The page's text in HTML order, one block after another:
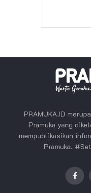
PRAMUKA.ID
Pramuka yang
mempublikasikan
Pramuka.